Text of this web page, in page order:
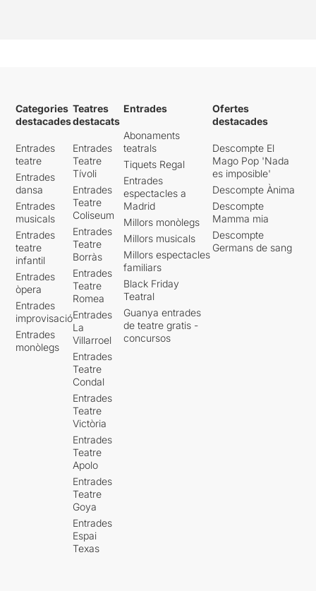
Categories
destacades
Entrades
teatre
Entrades
dansa
Entrades
musicals
Entrades
teatre
infantil
Entrades
òpera
Entrades
improvisació
Entrades
monòlegs
Teatres
destacats
Entrades
Teatre
Tívoli
Entrades
Teatre
Coliseum
Entrades
Teatre
Borràs
Entrades
Teatre
Romea
Entrades
La
Villarroel
Entrades
Teatre
Condal
Entrades
Teatre
Victòria
Entrades
Teatre
Apolo
Entrades
Teatre
Goya
Entrades
Espai
Texas
Entrades
Abonaments
teatrals
Tiquets Regal
Entrades
espectacles a
Madrid
Millors monòlegs
Millors musicals
Millors espectacles
familiars
Black Friday
Teatral
Guanya entrades
de teatre gratis -
concursos
Ofertes
destacades
Descompte El
Mago Pop 'Nada
es imposible'
Descompte Ànima
Descompte
Mamma mia
Descompte
Germans de sang